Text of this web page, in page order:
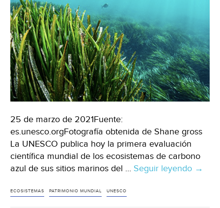
25 de marzo de 2021Fuente:
es.unesco.orgFotografía obtenida de Shane gross
La UNESCO publica hoy la primera evaluación
científica mundial de los ecosistemas de carbono
azul de sus sitios marinos del … Seguir leyendo Un
→
ECOSISTEMAS PATRIMONIO MUNDIAL UNESCO